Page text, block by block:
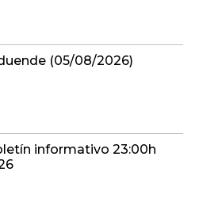
(05/08/2026)
informativo 23:00h